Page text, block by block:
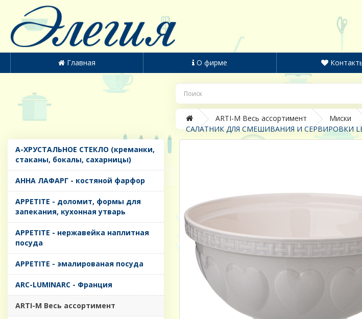
Главная О фирме
ARTI-M Весь ассортимент
Миски
САЛАТНИК ДЛЯ СМЕШИВАНИЯ И СЕРВИРОВКИ
A-ХРУСТАЛЬНОЕ СТЕКЛО (креманки,
стаканы, бокалы, сахарницы)
AHHA ЛАФАРГ - костяной фарфор
APPETITE - доломит, формы для
запекания, кухонная утварь
APPETITE - нержавейка наплитная
посуда
APPETITE - эмалированая посуда
ARC-LUMINARC - Франция
ARTI-M Весь ассортимент